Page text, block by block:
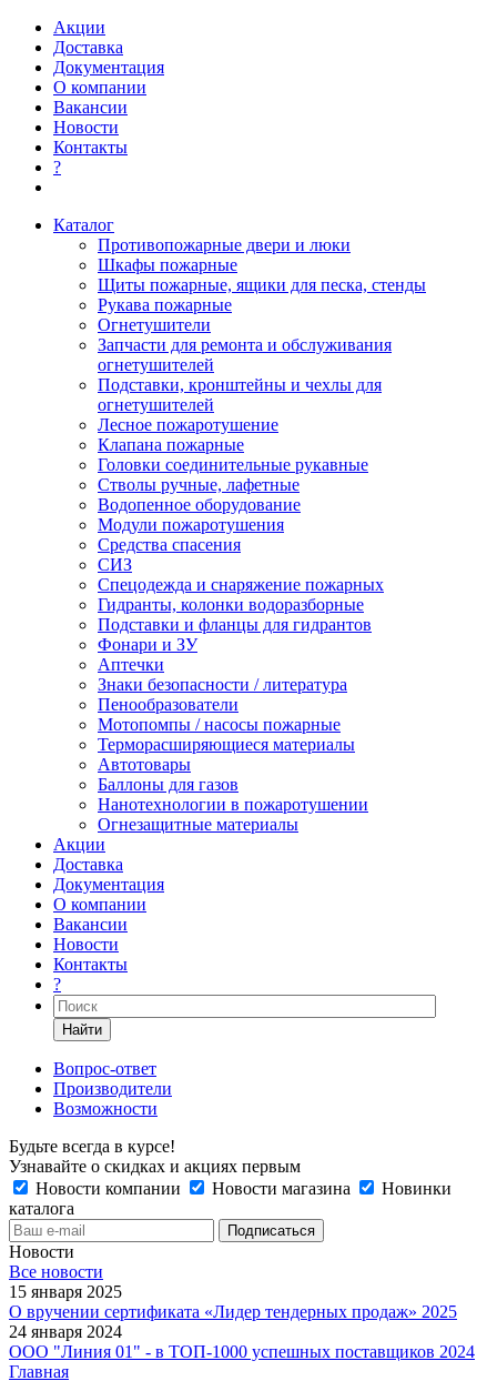
Акции
Доставка
Документация
О компании
Вакансии
Новости
Контакты
?
Каталог
Противопожарные двери и люки
Шкафы пожарные
Щиты пожарные, ящики для песка, стенды
Рукава пожарные
Огнетушители
Запчасти для ремонта и обслуживания
огнетушителей
Подставки, кронштейны и чехлы для
огнетушителей
Лесное пожаротушение
Клапана пожарные
Головки соединительные рукавные
Стволы ручные, лафетные
Водопенное оборудование
Модули пожаротушения
Средства спасения
СИЗ
Спецодежда и снаряжение пожарных
Гидранты, колонки водоразборные
Подставки и фланцы для гидрантов
Фонари и ЗУ
Аптечки
Знаки безопасности / литература
Пенообразователи
Мотопомпы / насосы пожарные
Терморасширяющиеся материалы
Автотовары
Баллоны для газов
Нанотехнологии в пожаротушении
Огнезащитные материалы
Акции
Доставка
Документация
О компании
Вакансии
Новости
Контакты
?
Найти
Вопрос-ответ
Производители
Возможности
Будьте всегда в курсе!
Узнавайте о скидках и акциях первым
Новости компании
Новости магазина
Новинки
каталога
Новости
Все новости
15 января 2025
О вручении сертификата «Лидер тендерных продаж» 2025
24 января 2024
ООО "Линия 01" - в ТОП-1000 успешных поставщиков 2024
Главная